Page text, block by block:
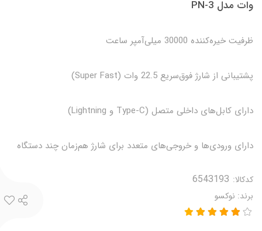
وات مدل PN-3
ظرفیت خیره‌کننده 30000 میلی‌آمپر ساعت
پشتیبانی از شارژ فوق‌سریع 22.5 وات (Super Fast)
دارای کابل‌های داخلی متصل (Type-C و Lightning)
دارای ورودی‌ها و خروجی‌های متعدد برای شارژ هم‌زمان چند دستگاه
کدکالا:
برند: نوکسو